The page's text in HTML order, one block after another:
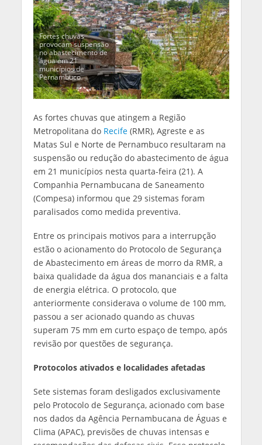
Fortes chuvas
provocam suspensão
no abastecimento de
água em 21
municípios de
Pernambuco
As fortes chuvas que atingem a Região
Metropolitana do Recife(RMR), Agreste e as
Matas Sul e Norte de Pernambuco resultaram na
suspensão ou redução do abastecimento de água
em 21 municípios nesta quarta-feira (21). A
Companhia Pernambucana de Saneamento
(Compesa) informou que 29 sistemas foram
paralisados como medida preventiva.
Entre os principais motivos para a interrupção
estão o acionamento do Protocolo de Segurança
de Abastecimento em áreas de morro da RMR, a
baixa qualidade da água dos mananciais e a falta
de energia elétrica. O protocolo, que
anteriormente considerava o volume de 100 mm,
passou a ser acionado quando as chuvas
superam 75 mm em curto espaço de tempo, após
revisão por questões de segurança.
Protocolos ativados e localidades afetadas
Sete sistemas foram desligados exclusivamente
pelo Protocolo de Segurança, acionado com base
nos dados da Agência Pernambucana de Águas e
Clima (APAC), previsões de chuvas intensas e